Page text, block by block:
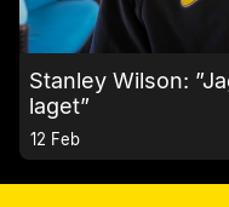
Stanley Wilson:
laget”
12 Feb